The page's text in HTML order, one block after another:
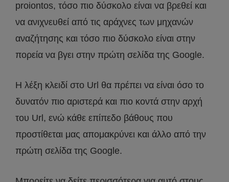
proiontos, τόσο πιο δύσκολο είναι να βρεθεί και
να ανιχνευθεί από τις αράχνες των μηχανών
αναζήτησης και τόσο πιο δύσκολο είναι στην
πορεία να βγει στην πρώτη σελίδα της Google.
Η λέξη κλειδί στο Url θα πρέπει να είναι όσο το
δυνατόν πιο αριστερά και πιο κοντά στην αρχή
του Url, ενώ κάθε επίπεδο βάθους που
προστίθεται μας απομακρύνει και άλλο από την
πρώτη σελίδα της Google.